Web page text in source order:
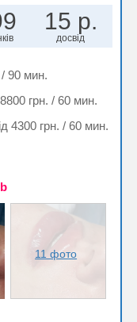
15 р.
досвід
/ 90 мин.
8800 грн. / 60 мин.
4300 грн. / 60 мин.
11 фото